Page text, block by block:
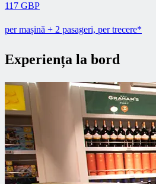
117 GBP
per mașină + 2 pasageri, per trecere*
Experiența la bord